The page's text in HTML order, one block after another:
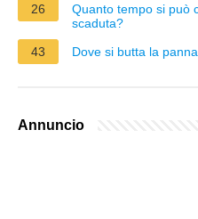
26
Quanto tempo si può
scaduta?
43
Dove si butta la
Annuncio